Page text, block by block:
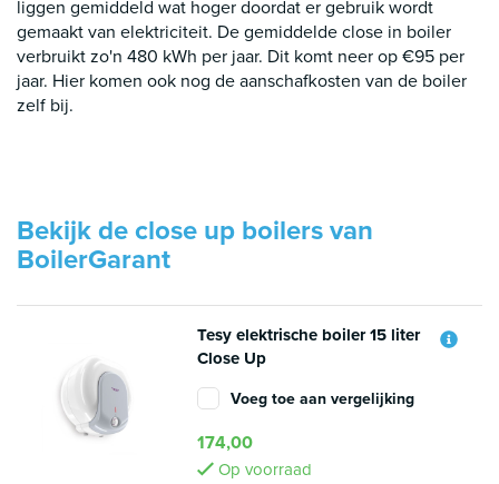
liggen gemiddeld wat hoger doordat er gebruik wordt
gemaakt van elektriciteit. De gemiddelde close in boiler
verbruikt zo'n 480 kWh per jaar. Dit komt neer op €95 per
jaar. Hier komen ook nog de aanschafkosten van de boiler
zelf bij.
Bekijk de close up boilers van
BoilerGarant
Tesy elektrische boiler 15 liter
Close Up
Voeg toe aan vergelijking
174,00
Op voorraad